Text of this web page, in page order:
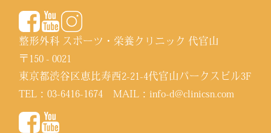
整形外科 スポーツ・栄養クリニック 代官山
〒150 - 0021
東京都渋谷区恵比寿西2-21-4代官山パークスビル3F
TEL：03-6416-1674 MAIL：info-d@clinicsn.com